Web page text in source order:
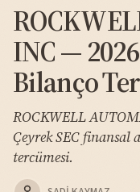
INC —
Bilanço
ROCKWELL
Çeyrek SEC finansal
tercümesi.